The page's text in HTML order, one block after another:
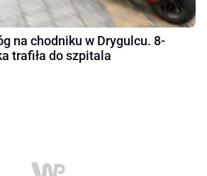
na chodniku w Drygulcu. 8-
trafiła do szpitala